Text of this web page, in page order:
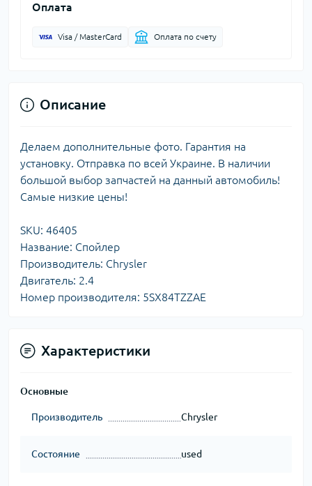
Оплата
Visa / MasterCard Оплата по счету
Описание
Делаем дополнительные фото. Гарантия на
установку. Отправка по всей Украине. В наличии
большой выбор запчастей на данный автомобиль!
Самые низкие цены!
SKU: 46405
Название: Спойлер
Производитель: Chrysler
Двигатель: 2.4
Номер производителя: 5SX84TZZAE
Характеристики
Основные
Производитель Chrysler
Состояние used